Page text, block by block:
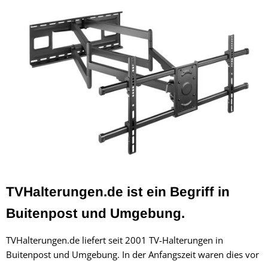
TVHalterungen.de ist ein Begriff in
Buitenpost und Umgebung.
TVHalterungen.de liefert seit 2001 TV-Halterungen in
Buitenpost und Umgebung. In der Anfangszeit waren dies vor